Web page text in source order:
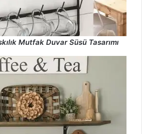
Mutfak Duvar Süsü Tasarımı